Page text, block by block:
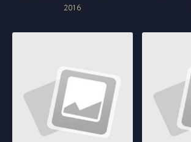
2016